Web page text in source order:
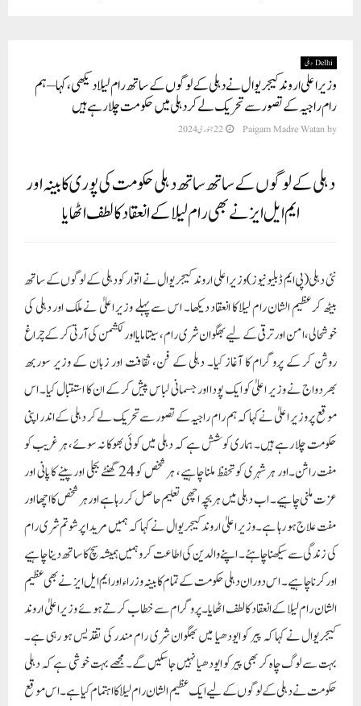
Delhi دہلی
وزیر اعلی اروند کیجریوال نے دہلی کے لوگوں کے ساتھ رام لیلا دیکھی، کہا – ہم
رام راجیہ کے تصور سے تحریک لے کر دہلی میں حکومت چلا رہے ہیں
by
Paigam Madre Watan 22 جنوری 2024
دہلی کے لوگوں کے ساتھ ساتھ دہلی حکومت کی پوری کابینہ اور
ایم ایل ایز نے بھی رام لیلا کے انعقاد کا لطف اٹھایا
نئی دہلی(پی ایم ڈبلیو نیوز)وزیر اعلی اروند کیجریوال نے اتوار کو دہلی کے لوگوں کے ساتھ
بیٹھ کر عظیم الشان رام لیلا کا انعقاد دیکھا۔ اس سے پہلے وزیر اعلیٰ نے ملک اور دہلی کی
خوشحالی، امن اور ترقی کے لیے بھگوان شری رام، سیتا مایا اور لکشمن کی آرتی کر کے چراغ
روشن کر کے پروگرام کا آغاز کیا۔ دہلی کے فن، ثقافت اور زبان کے وزیر سوربھ
بھردواج نے وزیر اعلیٰ کو ایک پودا اور جسمانی لباس پیش کر کے ان کا استقبال کیا۔ اس
موقع پر وزیر اعلیٰ نے کہا کہ ہم رام راجیہ کے تصور سے تحریک لے کر دہلی کے اندر اپنی
حکومت چلا رہے ہیں۔ ہماری کوشش ہے کہ دہلی میں کوئی بھوکا نہ سوئے، ہر غریب کو
مفت راشن۔اور ہر شہری کو تحفظ ملنا چاہیے، ہر شخص کو 24 گھنٹے بجلی اور پینے کا پانی اور
عزت ملنی چاہیے۔ اب دہلی میں ہر بچہ اچھی تعلیم حاصل کر رہا ہے اور ہر شخص کا اچھا اور
مفت علاج ہو رہا ہے۔ وزیر اعلیٰ اروند کیجریوال نے کہا کہ ہمیں مریدا پرشوتم شری رام
کی زندگی سے سیکھنا چاہئے۔ اپنے والدین کی اطاعت کروہمیں ہمیشہ سچ کا ساتھ دینا چاہیے
اور کرنا چاہیے۔ اس دوران دہلی حکومت کے تمام کابینہ وزراء اور ایم ایل ایز نے بھی عظیم
الشان رام لیلا کے انعقاد کا لطف اٹھایا۔پروگرام سے خطاب کرتے ہوئے وزیر اعلیٰ اروند
کیجریوال نے کہا کہ پیر کو ایودھیا میں بھگوان شری رام مندر کی تقدیس ہو رہی ہے۔
بہت سے لوگ چاہ کر بھی پیر کو ایودھیا نہیں جا سکیں گے۔ مجھے بہت خوشی ہے کہ دہلی
حکومت نے دہلی کے لوگوں کے لیے ایک عظیم الشان رام لیلا کا اہتمام کیا ہے۔ اس موقع